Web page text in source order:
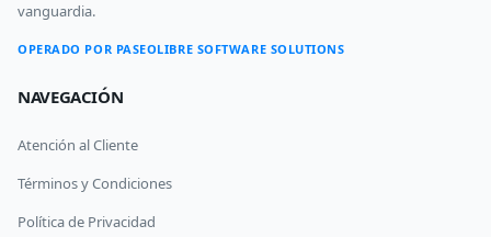
vanguardia.
OPERADO POR PASEOLIBRE SOFTWARE SOLUTIONS
NAVEGACIÓN
Atención al Cliente
Términos y Condiciones
Política de Privacidad